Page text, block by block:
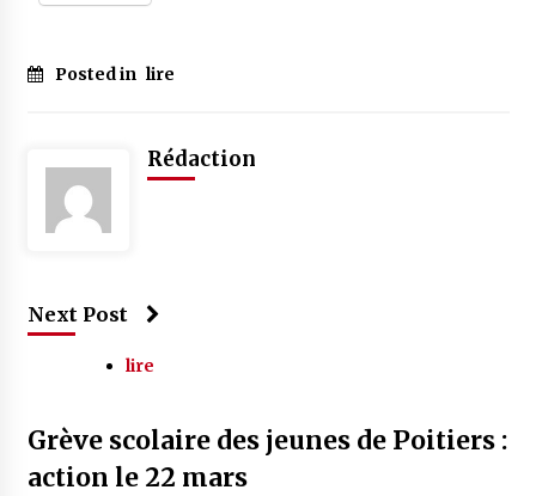
Posted in lire
Rédaction
Next Post
lire
Grève scolaire des jeunes de Poitiers :
action le 22 mars